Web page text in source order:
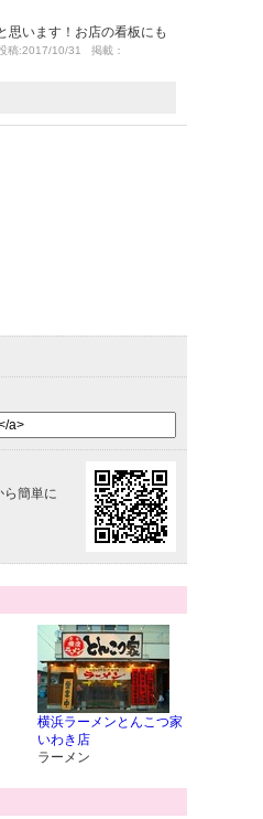
思います！お店の看板にも
投稿:2017/10/31 掲載：
ら簡単に
横浜ラーメンとんこつ家
いわき店
ラーメン